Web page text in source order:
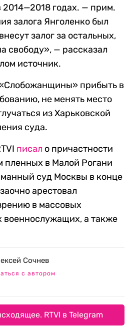
годах. — прим.
залога Янголенко был
залог за остальных,
свободу», — рассказал
источник.
прибыть в
не менять место
из Харьковской
суда.
писал о причастности
пленных в Малой Рогани
суд Москвы в конце
арестовал
в массовых
военнослужащих, а также
Сочнев
с автором
RTVI в Telegram